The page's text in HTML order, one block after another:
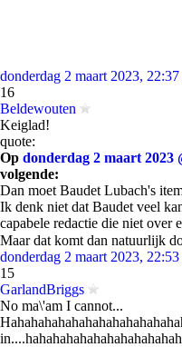
donderdag 2 maart 2023,
16
Beldewouten
Keiglad!
quote:
Op donderdag 2 maart 2023
volgende:
Dan moet Baudet Lubach's
Ik denk niet dat Baudet veel
capabele redactie die niet over
Maar dat komt dan natuurlijk
donderdag 2 maart 2023,
15
GarlandBriggs
No ma\'am I cannot...